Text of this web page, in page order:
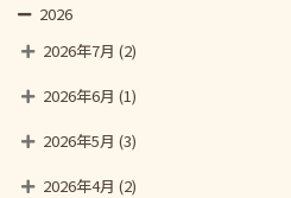
2026
2026年7月 (2)
2026年6月 (1)
2026年5月 (3)
2026年4月 (2)